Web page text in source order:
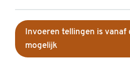
Invoeren tellingen is
mogelijk